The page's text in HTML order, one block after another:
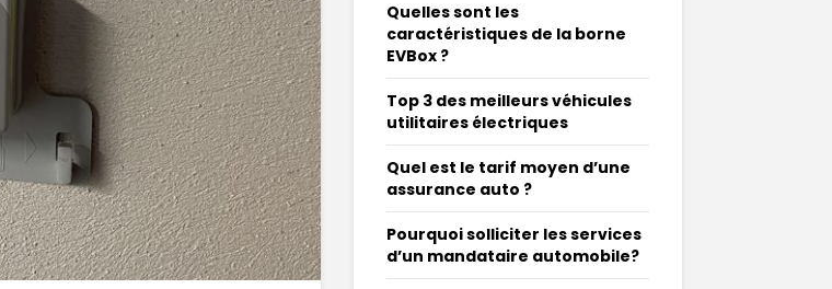
Quelles sont les
caractéristiques de la borne
EVBox ?
Top 3 des meilleurs véhicules
utilitaires électriques
Quel est le tarif moyen d’une
assurance auto ?
Pourquoi solliciter les services
d’un mandataire automobile?